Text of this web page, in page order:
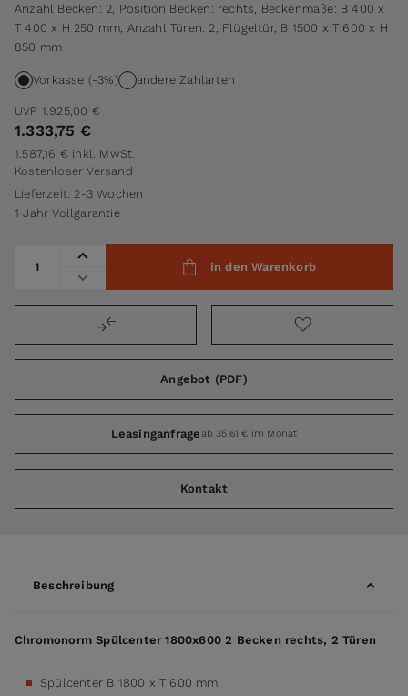
Anzahl Becken: 2, Position Becken: rechts, Beckenmaße: B 400 x
T 400 x H 250 mm, Anzahl Türen: 2, Flügeltür, B 1500 x T 600 x H
850 mm
Vorkasse (-3%) andere Zahlarten
UVP 1.925,00 €
1.333,75 €
1.587,16 € inkl. MwSt.
Kostenloser Versand
Lieferzeit: 2-3 Wochen
1 Jahr Vollgarantie
in den Warenkorb
Angebot (PDF)
Leasinganfrageab 35,61 € im Monat
Kontakt
Beschreibung
Chromonorm Spülcenter 1800x600 2 Becken rechts, 2 Türen
Spülcenter B 1800 x T 600 mm